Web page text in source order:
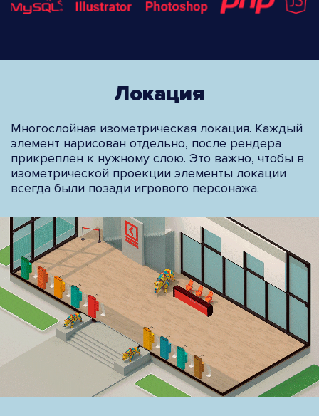
Локация
Многослойная изометрическая локация. Каждый
элемент нарисован отдельно, после рендера
прикреплен к нужному слою. Это важно, чтобы в
изометрической проекции элементы локации
всегда были позади игрового персонажа.